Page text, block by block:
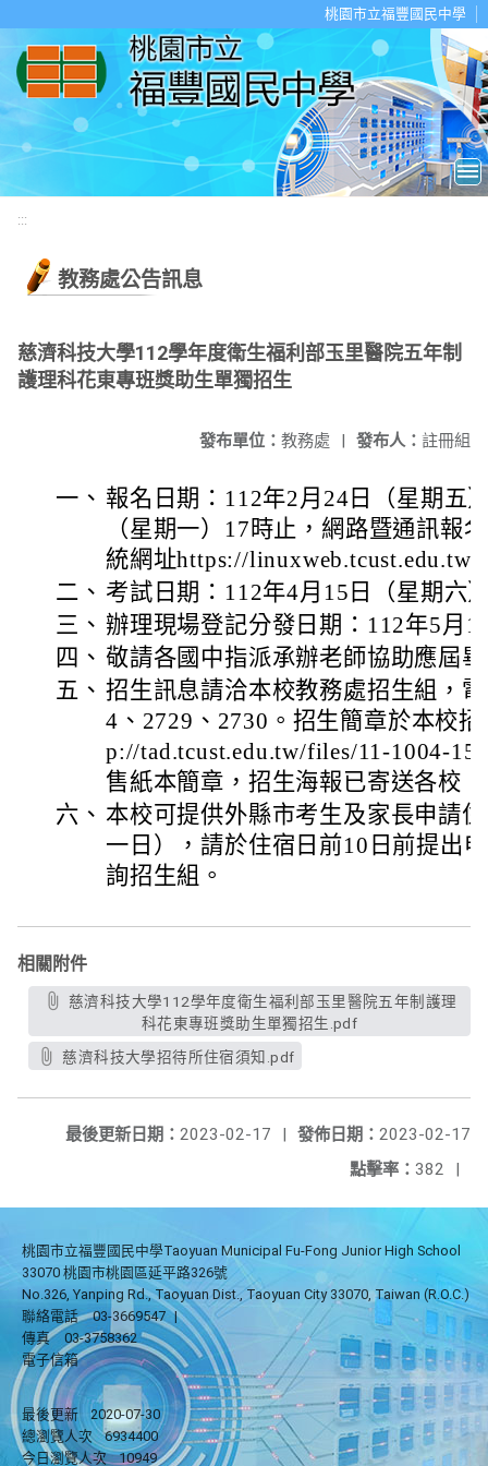
桃園市立福豐國民中學
:::
教務處公告訊息
慈濟科技大學112學年度衛生福利部玉里醫院五年制
護理科花東專班獎助生單獨招生
發布人： 註冊組
發布單位： 教務處 |
一、 報名日期：112年2月24日（星期五
（星期一）17時止，網路暨通訊報
統網址https://
二、 考試日期：112年4月15日（星期六
三、 辦理現場登記分發日期：112年5月
四、 敬請各國中指派承辦老師協助應屆
五、 招生訊息請洽本校教務處招生組，
4、2729、2730。招生簡章於本校
p://tad.tcust.edu.tw/files/11-1004-
售紙本簡章，招生海報已寄送各校
六、 本校可提供外縣市考生及家長申請
一日），請於住宿日前10日前提出
詢招生組。
相關附件
科花東專班獎助生單獨招生.pdf
慈濟科技大學招待所住宿須知.pdf
發佈日期： 2023-02-17
最後更新日期： 2023-02-17
|
點擊率： 382 |
桃園市立福豐國民中學Taoyuan Municipal Fu-Fong Junior High School
33070 桃園市桃園區延平路326號
No.326, Yanping Rd., Taoyuan Dist., Taoyuan City 33070, Taiwan (R.O.C.)
聯絡電話
03-3669547 |
傳真
03-3758362
電子信箱
最後更新
2020-07-30
總瀏覽人次
6934400
今日瀏覽人次
10949